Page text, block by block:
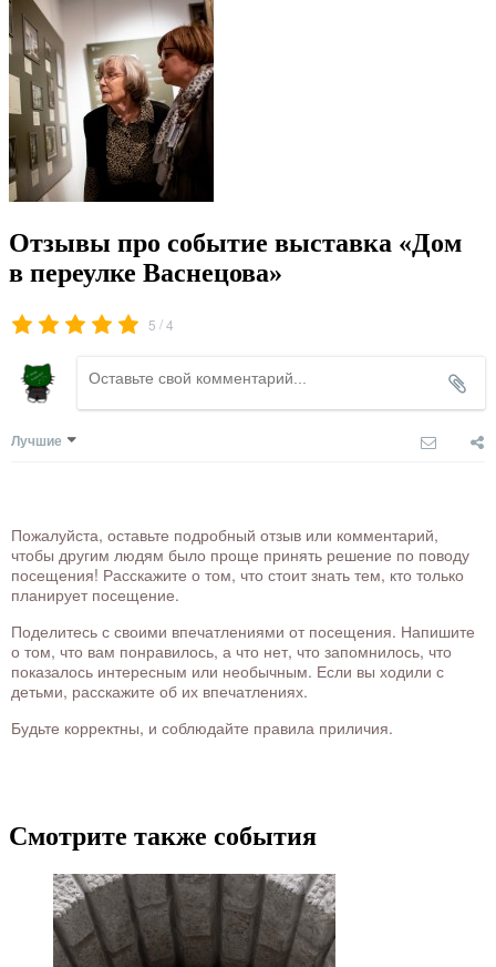
Отзывы про событие выставка «Дом
в переулке Васнецова»
5 /4
Лучшие
Пожалуйста, оставьте подробный отзыв или комментарий,
чтобы другим людям было проще принять решение по поводу
посещения! Расскажите о том, что стоит знать тем, кто только
планирует посещение.
Поделитесь с своими впечатлениями от посещения. Напишите
о том, что вам понравилось, а что нет, что запомнилось, что
показалось интересным или необычным. Если вы ходили с
детьми, расскажите об их впечатлениях.
Будьте корректны, и соблюдайте правила приличия.
Смотрите также события